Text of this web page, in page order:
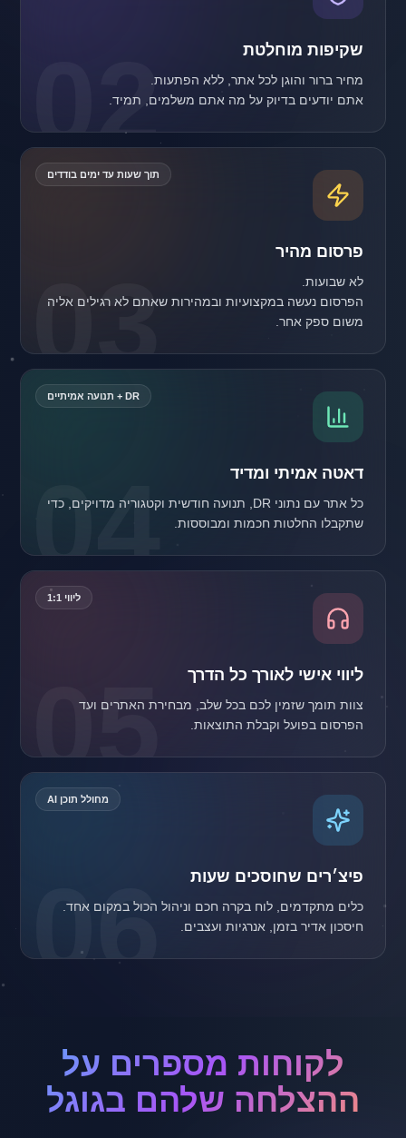
02 שקיפות מוחלטת
אתם יודעים בדיוק על מה אתם משלמים, תמיד.
03
תוך שעות עד ימים בודדים
פרסום מהיר
הפרסום נעשה במקצועיות ובמהירות שאתם לא רגילים אליה
משום ספק אחר.
04
DR + תנועה אמיתיים
דאטה אמיתי ומדיד
כל אתר עם נתוני DR, תנועה חודשית וקטגוריה מדויקים, כדי
שתקבלו החלטות חכמות ומבוססות.
05
ליווי 1:1
ליווי אישי לאורך כל הדרך
צוות תומך שזמין לכם בכל שלב, מבחירת האתרים ועד
הפרסום בפועל וקבלת התוצאות.
06
מחולל תוכן AI
פיצ׳רים שחוסכים שעות
חיסכון אדיר בזמן, אנרגיות ועצבים.
לקוחות מספרים על
ההצלחה שלהם בגוגל